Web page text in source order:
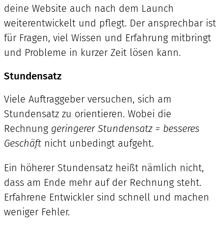
deine Website auch nach dem Launch
weiterentwickelt und pflegt. Der ansprechbar ist
für Fragen, viel Wissen und Erfahrung mitbringt
und Probleme in kurzer Zeit lösen kann.
Stundensatz
Viele Auftraggeber versuchen, sich am
Stundensatz zu orientieren. Wobei die
Rechnung geringerer Stundensatz = besseres
Geschäft nicht unbedingt aufgeht.
Ein höherer Stundensatz heißt nämlich nicht,
dass am Ende mehr auf der Rechnung steht.
Erfahrene Entwickler sind schnell und machen
weniger Fehler.